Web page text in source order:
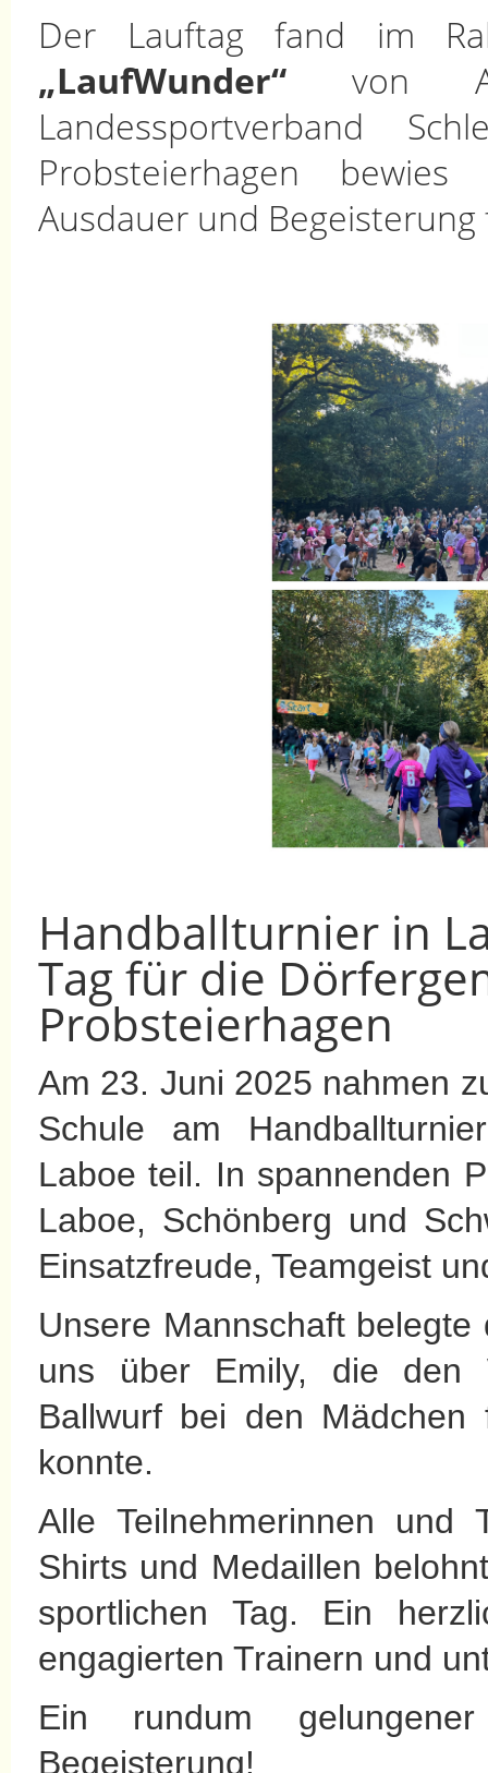
Der Lauftag fand im
„LaufWunder“ von
Landessportverband
Probsteierhagen
Ausdauer und
Handballturnier in
Tag für die
Probsteierhagen
Am 23. Juni 2025 nahmen
Schule am
Laboe teil. In spannenden
Laboe, Schönberg und
Einsatzfreude, Teamgeist
Unsere Mannschaft
uns über Emily, die den
Ballwurf bei den
konnte.
Alle Teilnehmerinnen und
Shirts und Medaillen
sportlichen Tag. Ein
engagierten Trainern und
Ein rundum
Begeisterung!